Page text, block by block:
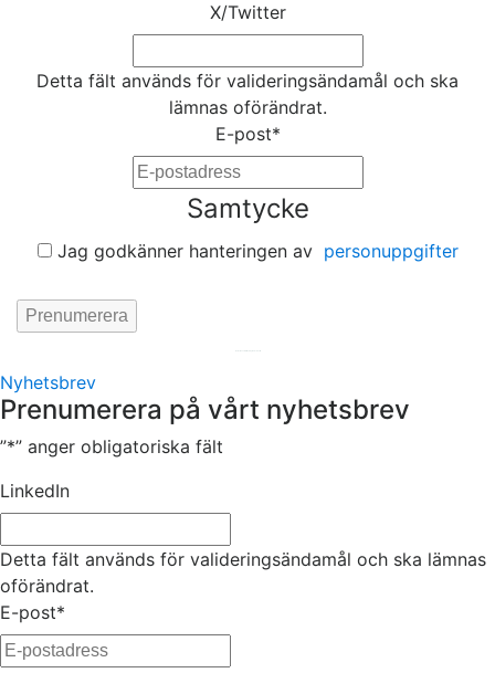
X/Twitter
Detta fält används för valideringsändamål och ska
lämnas oförändrat.
E-post*
Samtycke
Jag godkänner hanteringen av personuppgifter
Nyhetsbrev
Prenumerera på vårt nyhetsbrev
”*” anger obligatoriska fält
LinkedIn
Detta fält används för valideringsändamål och ska lämnas
oförändrat.
E-post*